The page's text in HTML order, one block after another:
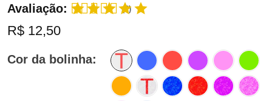
Avaliação:
(2)
R$ 12,50
Cor da bolinha